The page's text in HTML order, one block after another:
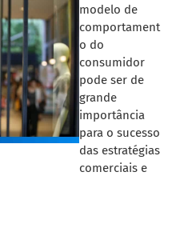
modelo de
comportament
o do
consumidor
pode ser de
grande
importância
para o sucesso
das estratégias
comerciais e